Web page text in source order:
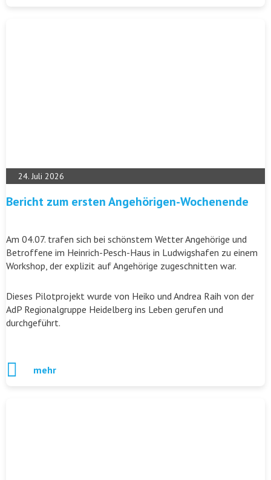
24. Juli 2026
Bericht zum ersten Angehörigen-Wochenende
Am 04.07. trafen sich bei schönstem Wetter Angehörige und
Betroffene im Heinrich-Pesch-Haus in Ludwigshafen zu einem
Workshop, der explizit auf Angehörige zugeschnitten war.
Dieses Pilotprojekt wurde von Heiko und Andrea Raih von der
AdP Regionalgruppe Heidelberg ins Leben gerufen und
durchgeführt.
mehr